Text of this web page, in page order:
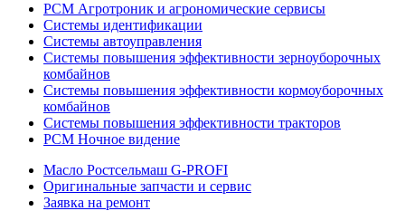
РСМ Агротроник и агрономические сервисы
Системы идентификации
Системы автоуправления
Системы повышения эффективности зерноуборочных
комбайнов
Системы повышения эффективности кормоуборочных
комбайнов
Системы повышения эффективности тракторов
РСМ Ночное видение
Масло Ростсельмаш G-PROFI
Оригинальные запчасти и сервис
Заявка на ремонт